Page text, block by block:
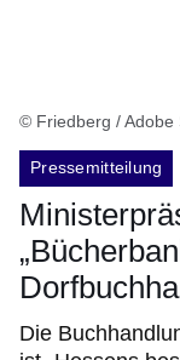
© Friedberg / Adobe
Pressemitteilung
Die